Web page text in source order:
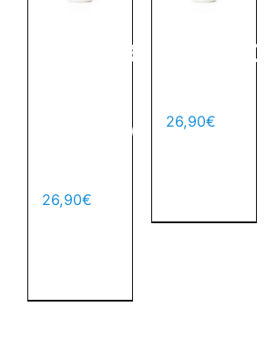
Goddess
Compassion
26,90€
Rebirth
26,90€